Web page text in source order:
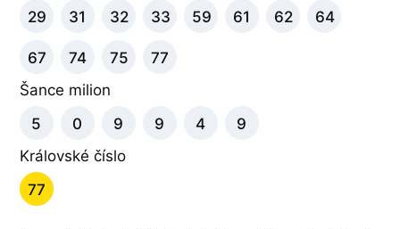
29 31 32 33 59 61 62 64
67 74 75
77
Šance milion
5
0 9 9 4
9
Královské číslo
77